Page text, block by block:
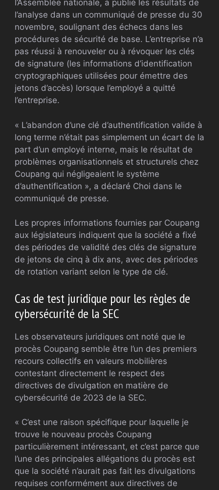
l’Assemblée nationale, a publié les résultats de
l’analyse dans un communiqué de presse du 30
novembre, soulignant des échecs dans les
procédures de sécurité de base. L’entreprise n’a
pas réussi à renouveler ou à révoquer les clés
de signature (les informations d’identification
cryptographiques utilisées pour émettre des
jetons d’accès) lorsque l’employé a quitté
l’entreprise.
« L’abandon d’une clé d’authentification valide à
long terme n’était pas simplement un écart de la
part d’un employé interne, mais le résultat de
problèmes organisationnels et structurels chez
Coupang qui négligeaient le système
d’authentification », a déclaré Choi dans le
communiqué de presse.
Les propres informations fournies par Coupang
aux législateurs indiquent que la société a fixé
des périodes de validité des clés de signature
de jetons de cinq à dix ans, avec des périodes
de rotation variant selon le type de clé.
Cas de test juridique pour les règles de
cybersécurité de la SEC
Les observateurs juridiques ont noté que le
procès Coupang semble être l’un des premiers
recours collectifs en valeurs mobilières
contestant directement le respect des
directives de divulgation en matière de
cybersécurité de 2023 de la SEC.
« C’est une raison spécifique pour laquelle je
trouve le nouveau procès Coupang
particulièrement intéressant, et c’est parce que
l’une des principales allégations du procès est
que la société n’aurait pas fait les divulgations
requises conformément aux directives de